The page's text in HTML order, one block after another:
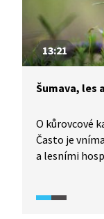
13:21
Šumava, les
O kůrovcové
Často je
a lesními